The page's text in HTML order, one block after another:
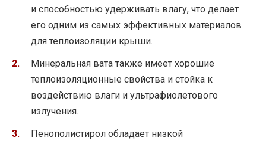
и способностью удерживать влагу, что делает
его одним из самых эффективных материалов
для теплоизоляции крыши.
Минеральная вата также имеет хорошие
теплоизоляционные свойства и стойка к
воздействию влаги и ультрафиолетового
излучения.
Пенополистирол обладает низкой